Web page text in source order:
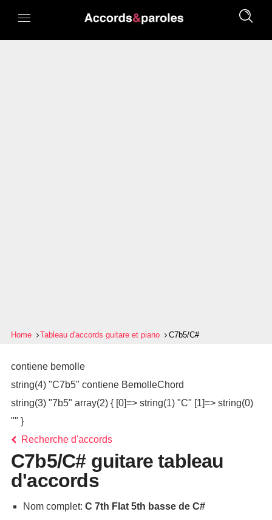
Home Tableau d'accords guitare et piano C7b5/C#
contiene bemolle
string(4) "C7b5" contiene BemolleChord
string(3) "7b5" array(2) { [0]=> string(1) "C" [1]=> string(0)
"" }
Recherche d'accords
C7b5/C# guitare tableau
d'accords
Nom complet: C 7th Flat 5th basse de C#